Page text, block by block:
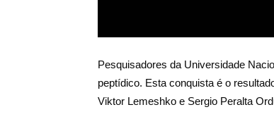
Pesquisadores da Universidade
peptídico. Esta conquista é o
Viktor Lemeshko e Sergio Peralta